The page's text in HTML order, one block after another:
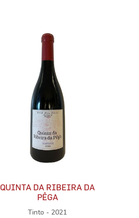
QUINTA DA RIBEIRA DA
PÊGA
Tinto - 2021